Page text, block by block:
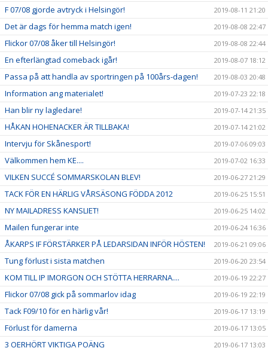
F 07/08 gjorde avtryck i Helsingör! 2019-08-11 21:20
Det är dags för hemma match igen! 2019-08-08 22:47
Flickor 07/08 åker till Helsingör! 2019-08-08 22:44
En efterlängtad comeback igår! 2019-08-07 18:12
Passa på att handla av sportringen på 100års-dagen! 2019-08-03 20:48
Information ang materialet! 2019-07-23 22:18
Han blir ny lagledare! 2019-07-14 21:35
HÅKAN HOHENACKER ÄR TILLBAKA! 2019-07-14 21:02
Intervju för Skånesport! 2019-07-06 09:03
Välkommen hem KE.... 2019-07-02 16:33
VILKEN SUCCÉ SOMMARSKOLAN BLEV! 2019-06-27 21:29
TACK FÖR EN HÄRLIG VÅRSÄSONG FÖDDA 2012 2019-06-25 15:51
NY MAILADRESS KANSLIET! 2019-06-25 14:02
Mailen fungerar inte 2019-06-24 16:36
ÅKARPS IF FÖRSTÄRKER PÅ LEDARSIDAN INFÖR HÖSTEN! 2019-06-21 09:06
Tung förlust i sista matchen 2019-06-20 23:54
KOM TILL IP IMORGON OCH STÖTTA HERRARNA.... 2019-06-19 22:27
Flickor 07/08 gick på sommarlov idag 2019-06-19 22:19
Tack F09/10 för en härlig vår! 2019-06-17 13:19
Förlust för damerna 2019-06-17 13:05
3 OERHÖRT VIKTIGA POÄNG 2019-06-17 13:03